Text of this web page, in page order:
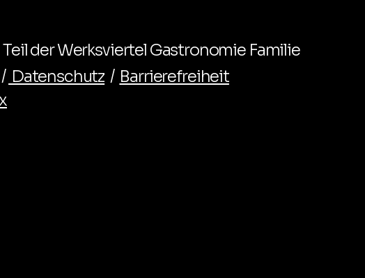
der Werksviertel Gastronomie Familie
/ Datenschutz / Barrierefreiheit